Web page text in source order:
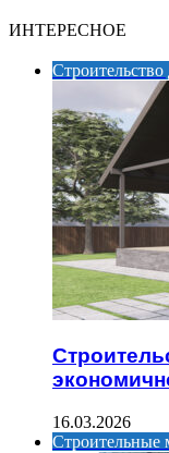
ИНТЕРЕСНОЕ
Строительство
16.03.2026
Строительные